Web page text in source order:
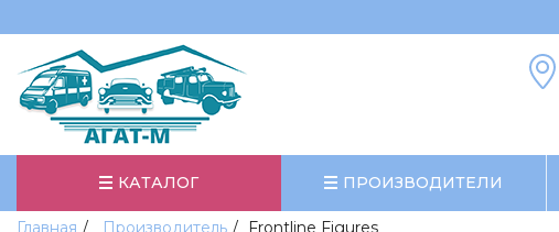
КАТАЛОГ ПРОИЗВОДИТЕЛИ
Главная Производитель Frontline Figures